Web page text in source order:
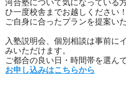
河合塾について気になっている
ひ一度校舎までお越しください！
ご自身に合ったプランを提案い
入塾説明会、個別相談は事前に
みいただけます。
ご都合の良い日・時間帯を選ん
お申し込みはこちらから